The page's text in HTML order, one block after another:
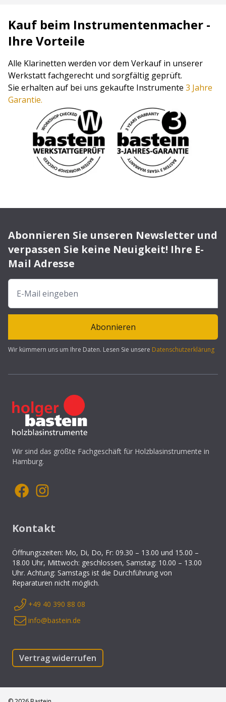
Kauf beim Instrumentenmacher -
Ihre Vorteile
Alle Klarinetten werden vor dem Verkauf in unserer
Werkstatt fachgerecht und sorgfältig geprüft.
Sie erhalten auf bei uns gekaufte Instrumente 3 Jahre
Garantie.
Abonnieren Sie unseren Newsletter und
verpassen Sie keine Neuigkeit! Ihre E-
Mail Adresse
Abonnieren
Wir kümmern uns um Ihre Daten. Lesen Sie unsere Datenschutzerklärung
Wir sind das größte Fachgeschäft für Holzblasinstrumente in
Hamburg.
Kontakt
Öffnungszeiten: Mo, Di, Do, Fr: 09.30 – 13.00 und 15.00 –
18.00 Uhr, Mittwoch: geschlossen, Samstag: 10.00 – 13.00
Uhr. Achtung: Samstags ist die Durchführung von
Reparaturen nicht möglich.
+49 40 390 88 08
info@bastein.de
Vertrag widerrufen